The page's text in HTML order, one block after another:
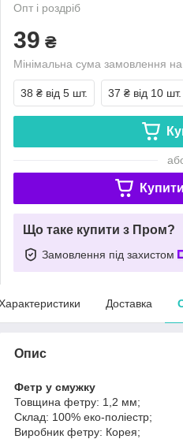
Опт і роздріб
39 ₴
Мінімальна сума замовлення
38 ₴ від 5 шт. 37 ₴ від 10 шт.
Що таке купити з Пром?
Замовлення під захистом
Доставка
Опис
Фетр у смужку
Товщина фетру: 1,2 мм;
Склад: 100% еко-поліестр;
Виробник фетру: Корея;